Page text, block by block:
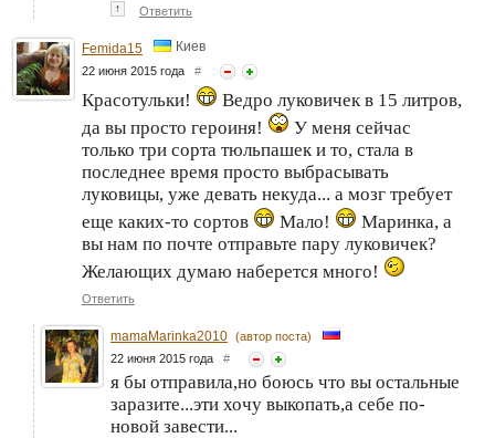
↑ Ответить
Femida15 Киев
22 июня 2015 года #
Красотульки!
Ведро луковичек в 15 литров,
да вы просто героиня!
У меня сейчас
только три сорта тюльпашек и то, стала в
последнее время просто выбрасывать
луковицы, уже девать некуда... а мозг требует
еще каких-то сортов
Мало!
Маринка, а
вы нам по почте отправьте пару луковичек?
Желающих думаю наберется много!
Ответить
mamaMarinka2010 (автор поста)
22 июня 2015 года #
я бы отправила,но боюсь что вы остальные
заразите...эти хочу выкопать,а себе по-
новой завести...